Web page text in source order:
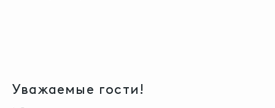
Уважаемые гости!